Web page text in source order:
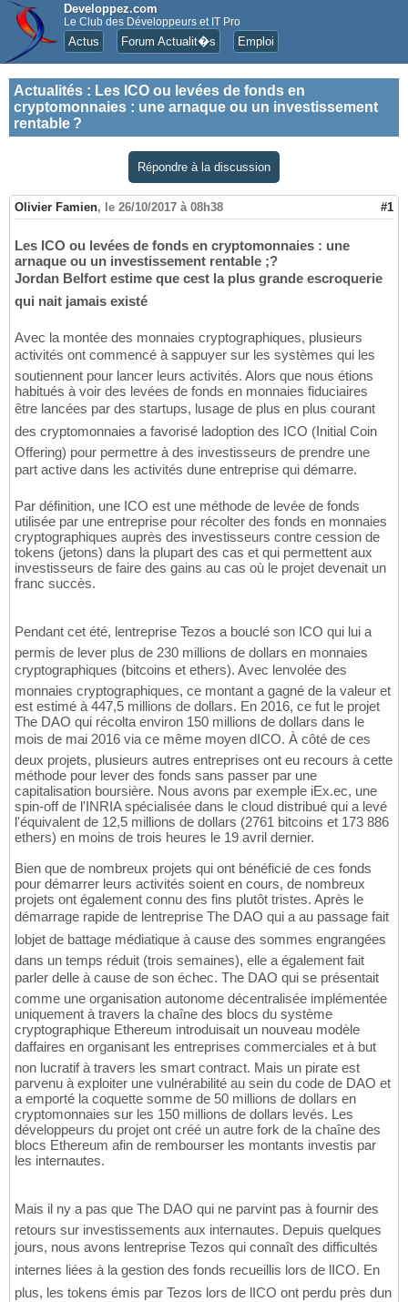
Developpez.com
Le Club des Développeurs et IT Pro
Actus Forum Actualit�s Emploi
Actualités : Les ICO ou levées de fonds en
cryptomonnaies : une arnaque ou un investissement
rentable ?
Répondre à la discussion
Olivier Famien, le 26/10/2017 à 08h38 #1
Les ICO ou levées de fonds en cryptomonnaies : une
arnaque ou un investissement rentable ;?
Jordan Belfort estime que cest la plus grande escroquerie
qui nait jamais existé
Avec la montée des monnaies cryptographiques, plusieurs
activités ont commencé à sappuyer sur les systèmes qui les
soutiennent pour lancer leurs activités. Alors que nous étions
habitués à voir des levées de fonds en monnaies fiduciaires
être lancées par des startups, lusage de plus en plus courant
des cryptomonnaies a favorisé ladoption des ICO (Initial Coin
Offering) pour permettre à des investisseurs de prendre une
part active dans les activités dune entreprise qui démarre.
Par définition, une ICO est une méthode de levée de fonds
utilisée par une entreprise pour récolter des fonds en monnaies
cryptographiques auprès des investisseurs contre cession de
tokens (jetons) dans la plupart des cas et qui permettent aux
investisseurs de faire des gains au cas où le projet devenait un
franc succès.
Pendant cet été, lentreprise Tezos a bouclé son ICO qui lui a
permis de lever plus de 230 millions de dollars en monnaies
cryptographiques (bitcoins et ethers). Avec lenvolée des
monnaies cryptographiques, ce montant a gagné de la valeur et
est estimé à 447,5 millions de dollars. En 2016, ce fut le projet
The DAO qui récolta environ 150 millions de dollars dans le
mois de mai 2016 via ce même moyen dICO. À côté de ces
deux projets, plusieurs autres entreprises ont eu recours à cette
méthode pour lever des fonds sans passer par une
capitalisation boursière. Nous avons par exemple iEx.ec, une
spin-off de l'INRIA spécialisée dans le cloud distribué qui a levé
l'équivalent de 12,5 millions de dollars (2761 bitcoins et 173 886
ethers) en moins de trois heures le 19 avril dernier.
Bien que de nombreux projets qui ont bénéficié de ces fonds
pour démarrer leurs activités soient en cours, de nombreux
projets ont également connu des fins plutôt tristes. Après le
démarrage rapide de lentreprise The DAO qui a au passage fait
lobjet de battage médiatique à cause des sommes engrangées
dans un temps réduit (trois semaines), elle a également fait
parler delle à cause de son échec. The DAO qui se présentait
comme une organisation autonome décentralisée implémentée
uniquement à travers la chaîne des blocs du système
cryptographique Ethereum introduisait un nouveau modèle
daffaires en organisant les entreprises commerciales et à but
non lucratif à travers les smart contract. Mais un pirate est
parvenu à exploiter une vulnérabilité au sein du code de DAO et
a emporté la coquette somme de 50 millions de dollars en
cryptomonnaies sur les 150 millions de dollars levés. Les
développeurs du projet ont créé un autre fork de la chaîne des
blocs Ethereum afin de rembourser les montants investis par
les internautes.
Mais il ny a pas que The DAO qui ne parvint pas à fournir des
retours sur investissements aux internautes. Depuis quelques
jours, nous avons lentreprise Tezos qui connaît des difficultés
internes liées à la gestion des fonds recueillis lors de lICO. En
plus, les tokens émis par Tezos lors de lICO ont perdu près dun